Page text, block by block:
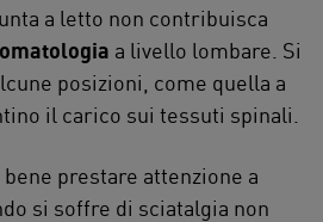
a letto non contribuisca
a livello lombare. Si
posizioni, come quella a
il carico sui tessuti spinali.
prestare attenzione a
si soffre di sciatalgia non